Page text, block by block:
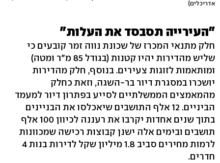
אדריכלים)
"העירייה תסבסד את העלות"
חלק מתנאי המכרז של שכונת נווה זמר קובעים כי
שליש מהדירות יהיו קטנות (בגודל 85 מ"ר ומטה)
ומותאמות לזוגות צעירים. בנוסף, חלק מהדירות
יושכרו במסגרת דיור בר-השגה, וזאת כחלק
מהמאמצים הממשלתיים לסייע בפתרון דיור למעמד
הביניים. 12 אלף התושבים שיאכלסו את הבניינים
בתוך שנים אחדות יקרבו את רעננה לכיוון 100 אלף
תושבים ובימים אלה ישנן קבוצות רכישה שמכוונות
לרמות מחירים סביב 1.8 מיליון שקל לדירות בנות 4
חדרים.